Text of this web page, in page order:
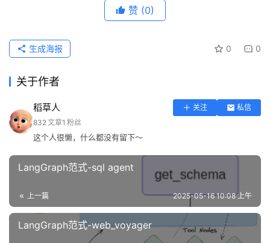
赞 (0)
0 0
生成海报
关于作者
稻草人 关注
私信
832文章1 粉丝
这个人很懒，什么都没有留下～
LangGraph范式-sql agent
上一篇 2025-05-16 10:08 上午
LangGraph范式-web_voyager